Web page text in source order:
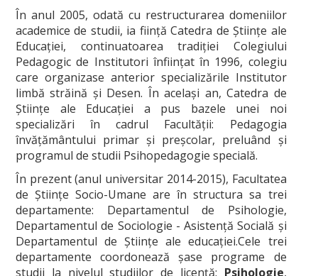
În anul 2005, odată cu restructurarea domeniilor
academice de studii, ia fiinţă Catedra de Ştiinţe ale
Educaţiei, continuatoarea tradiţiei Colegiului
Pedagogic de Institutori înfiinţat în 1996, colegiu
care organizase anterior specializările Institutor
limbă străină şi Desen. În acelaşi an, Catedra de
Ştiinţe ale Educaţiei a pus bazele unei noi
specializări în cadrul Facultăţii: Pedagogia
învăţământului primar şi preşcolar, preluând şi
programul de studii Psihopedagogie specială.
În prezent (anul universitar 2014-2015), Facultatea
de Ştiinţe Socio-Umane are în structura sa trei
departamente: Departamentul de Psihologie,
Departamentul de Sociologie - Asistenţă Socială şi
Departamentul de Ştiinţe ale educaţiei.Cele trei
departamente coordonează şase programe de
studii la nivelul studiilor de licenţă: Psihologie,